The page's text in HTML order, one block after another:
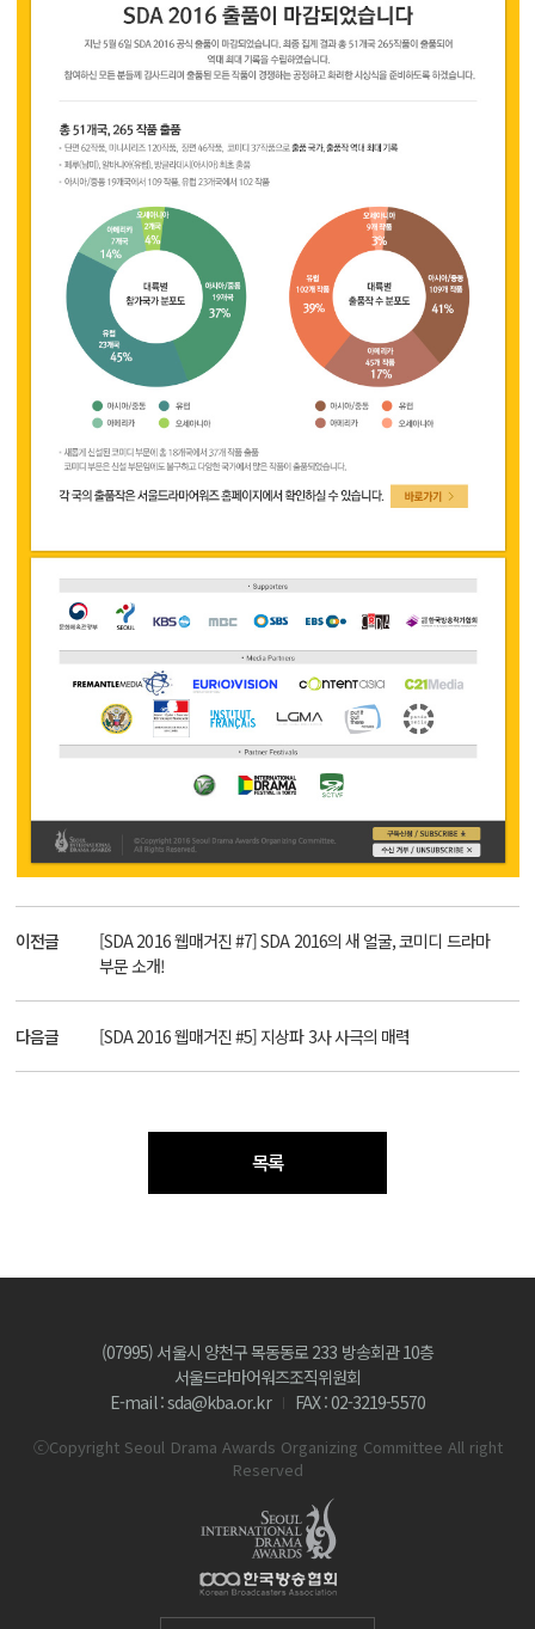
이전글
[SDA 2016 웹매거진 #7] SDA 2016의 새 얼굴, 코미디 드라마
부문 소개!
다음글 [SDA 2016 웹매거진 #5] 지상파 3사 사극의 매력
목록
(07995) 서울시 양천구 목동동로 233 방송회관 10층
서울드라마어워즈조직위원회
E-mail : sda@kba.or.kr
FAX : 02-3219-5570
ⓒCopyright Seoul Drama Awards Organizing Committee All right
Reserved